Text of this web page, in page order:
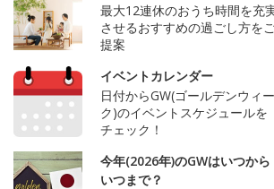
最大12連休のおうち時間を充
させるおすすめの過ごし方を
提案
イベントカレンダー
日付からGW(ゴールデンウィー
ク)のイベントスケジュールを
チェック！
今年(2026年)のGWはいつから
いつまで？